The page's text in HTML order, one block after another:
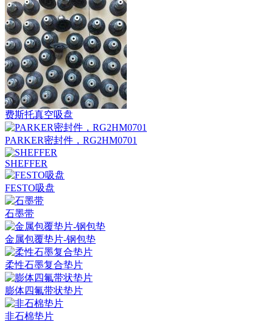
费斯托真空吸盘
PARKER密封件，RG2HM0701
SHEFFER
FESTO吸盘
石墨带
金属包覆垫片-钢包垫
柔性石墨复合垫片
膨体四氟带状垫片
非石棉垫片